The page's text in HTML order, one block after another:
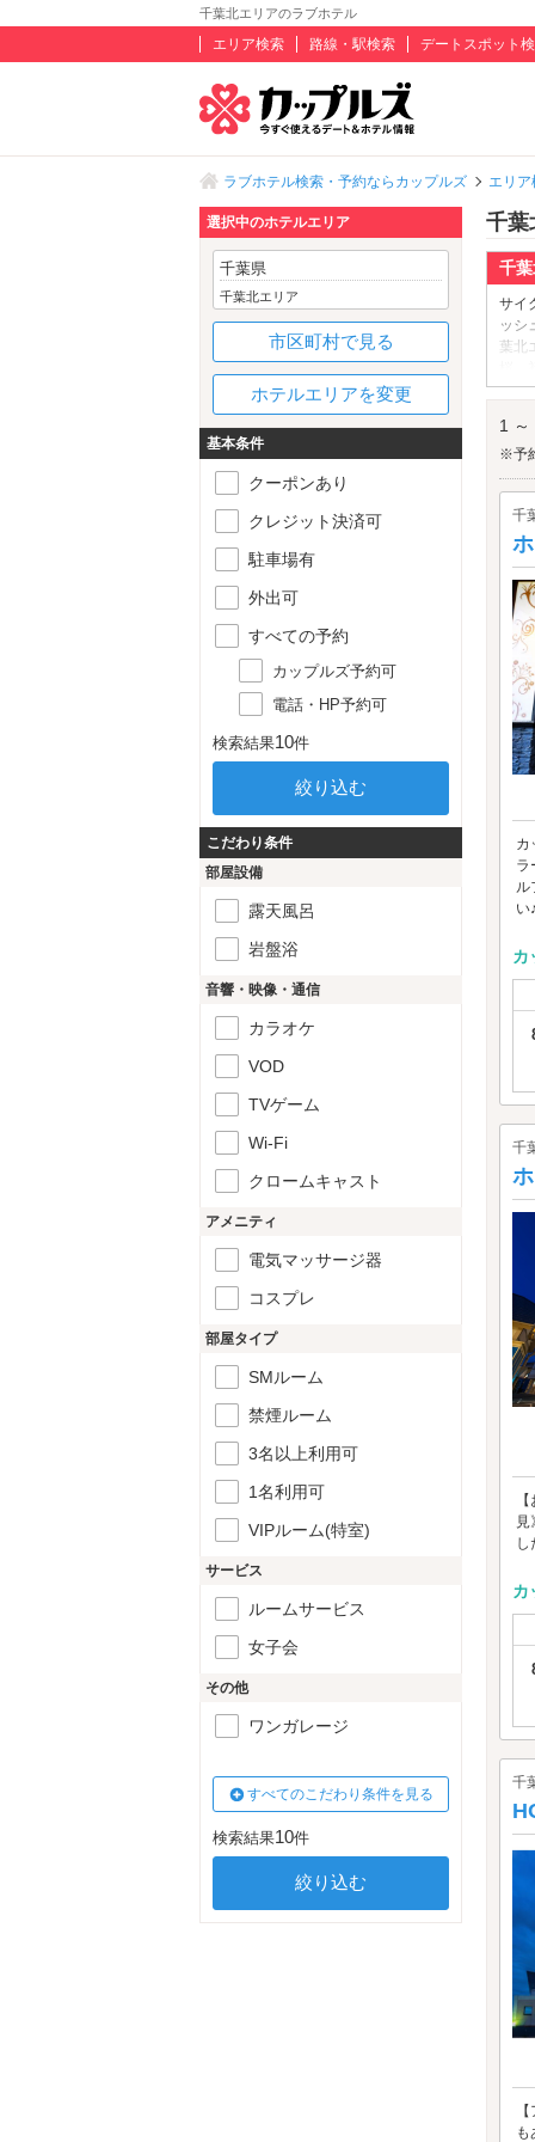
千葉北エリアのラブホテル
エリア検索 路線・駅検索 デートスポット
ラブホテル検索・予約ならカップルズ エリア
千葉
千
サイ
ッシ
葉北
弁当
ご利
魅力
「実
くと
1
※予
千
カ
ラ
ル
い
カ
千
カ
千
選択中のホテルエリア
千葉県
千葉北エリア
市区町村で見る
ホテルエリアを変更
基本条件
クーポンあり
クレジット決済可
駐車場有
外出可
すべての予約
カップルズ予約可
電話・HP予約可
検索結果10件
こだわり条件
部屋設備
露天風呂
岩盤浴
音響・映像・通信
カラオケ
VOD
TVゲーム
Wi-Fi
クロームキャスト
アメニティ
電気マッサージ器
コスプレ
部屋タイプ
SMルーム
禁煙ルーム
3名以上利用可
1名利用可
VIPルーム(特室)
サービス
ルームサービス
女子会
その他
ワンガレージ
すべてのこだわり条件を見る
検索結果10件